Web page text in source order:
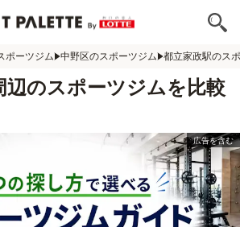
ポーツジム 中野区のスポーツジム 都立家政駅のス
辺のスポーツジムを比較